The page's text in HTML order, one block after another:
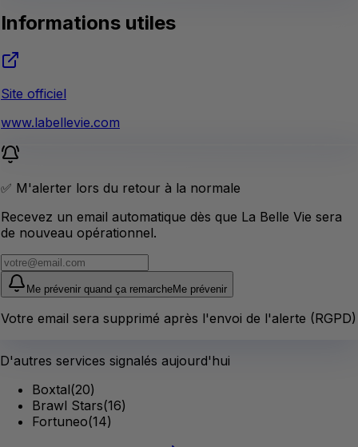
Informations utiles
Site officiel
www.labellevie.com
✅ M'alerter lors du retour à la normale
Recevez un email automatique dès que La Belle Vie sera
de nouveau opérationnel.
Me prévenir quand ça remarcheMe prévenir
Votre email sera supprimé après l'envoi de l'alerte (RGPD)
D'autres services signalés aujourd'hui
Boxtal(20)
Brawl Stars(16)
Fortuneo(14)